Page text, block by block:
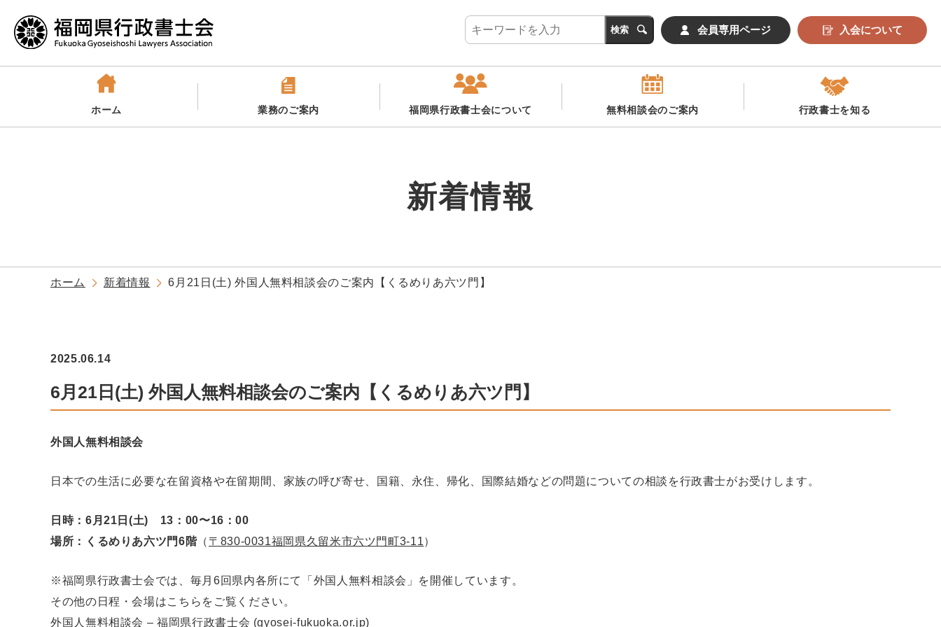
会員専用ページ 入会について
ホーム 業務のご案内 福岡県行政書士会について 無料相談会のご案内 行政書士を知る
新着情報
ホーム 新着情報 6月21日(土) 外国人無料相談会のご案内【くるめりあ六ツ門】
2025.06.14
6月21日(土) 外国人無料相談会のご案内【くるめりあ六ツ門】
外国人無料相談会
日本での生活に必要な在留資格や在留期間、家族の呼び寄せ、国籍、永住、帰化、国際結婚などの問題についての相談を行政書士がお受けします。
日時：6月21 日(土) 13：00〜16：00
場所：くるめりあ六ツ門6階（ 〒830-0031福岡県久留米市六ツ門町3-11）
※福岡県行政書士会では、毎月6回県内各所にて「外国人無料相談会」を開催しています。
その他の日程・会場はこちらをご覧ください。
外国人無料相談会 – 福岡県行政書士会 (gyosei-fukuoka.or.jp)